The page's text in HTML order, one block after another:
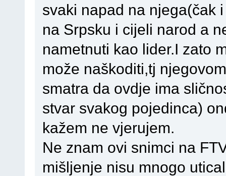
svaki napad na njega(čak
na Srpsku i cijeli narod a
nametnuti kao lider.I zato
može naškoditi,tj
smatra da ovdje ima
stvar svakog pojedinca)
kažem ne vjerujem.
Ne znam ovi snimci na
mišljenje nisu mnogo